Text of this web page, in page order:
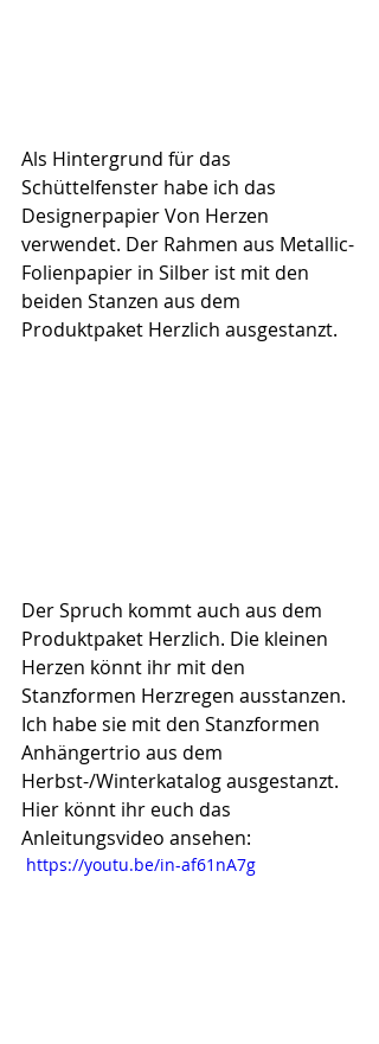
Als Hintergrund für das
Schüttelfenster habe ich das
Designerpapier Von Herzen
verwendet. Der Rahmen aus Metallic-
Folienpapier in Silber ist mit den
beiden Stanzen aus dem
Produktpaket Herzlich ausgestanzt.
Der Spruch kommt auch aus dem
Produktpaket Herzlich. Die kleinen
Herzen könnt ihr mit den
Stanzformen Herzregen ausstanzen.
Ich habe sie mit den Stanzformen
Anhängertrio aus dem
Herbst-/Winterkatalog ausgestanzt.
Hier könnt ihr euch das
Anleitungsvideo ansehen:
https://youtu.be/in-af61nA7g